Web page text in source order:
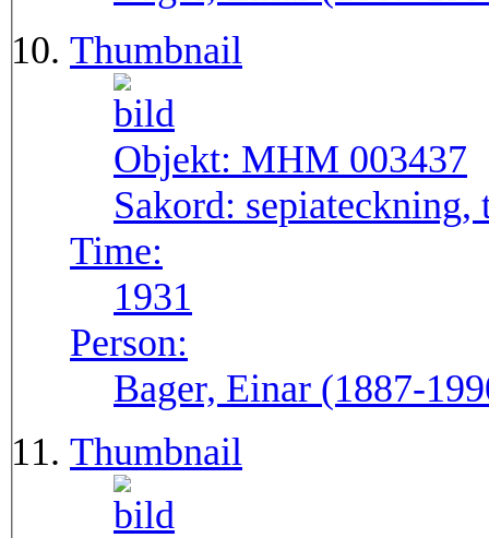
Thumbnail
Objekt: MHM 003437
Sakord: sepiateckning,
Time:
1931
Person:
Bager, Einar (1887-
Thumbnail